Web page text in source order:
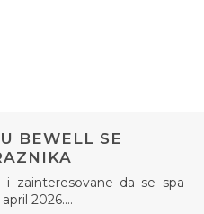
BEWELL SE
i zainteresovane da se spa
2026.…